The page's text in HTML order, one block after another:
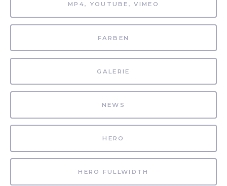
MP4, YOUTUBE, VIMEO
FARBEN
GALERIE
NEWS
HERO
HERO FULLWIDTH